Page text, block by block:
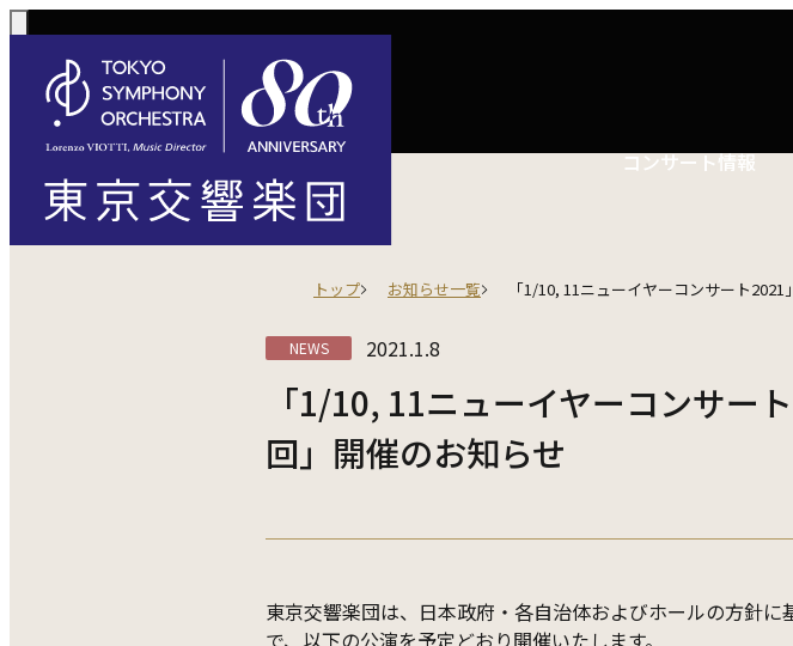
コンサート情報
コンサート情報
定期演奏会
東京オペラシティシリーズ
名曲全集
こども定
演奏会プ
チケット購入
定期会員券 / セット券
選べるプラン
1回券
楽団について
東京交響楽団とは
指揮者
ご芳名一覧
お手続きについて
税制上の優遇措置
インカイン
東響会員
トップ お知らせ一覧 「1/10, 11ニューイヤーコンサート
NEWS 2021.1.8
「1/10, 11ニューイヤーコンサー
回」開催のお知らせ
東京交響楽団は、日本政府・各自治体およびホールの方針